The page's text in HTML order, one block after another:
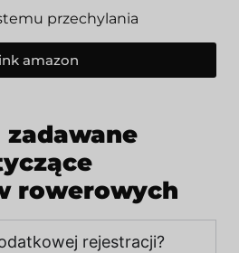
przechylania
amazon
zadawane
rowerowych
rejestracji?